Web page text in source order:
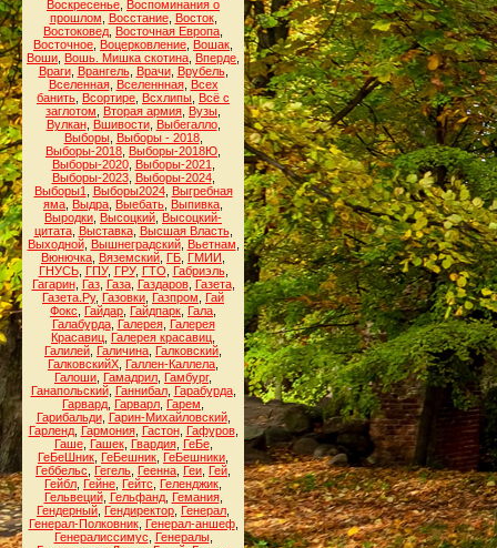
Воскресенье Воспоминания о
прошлом
Восстание, Восток,
Востоковед Восточная Европа
Восточное Воцерковление Вошак
Воши Вошь. Мишка скотина Вперде
Враги, Врангель, Врачи, Врубель,
Вселенная, Вселеннная, Всех
банить Всортире Всхлипы Всё с
заглотом
Вторая армия Вузы
Вулкан, Вшивости, Выбегалло,
Выборы, Выборы - 2018,
Выборы-2018 Выборы-2018Ю
Выборы-2020, Выборы-2021
Выборы-2023, Выборы-2024,
Выборы1
Выборы2024, Выгребная
яма Выдра Выебать Выпивка
Выродки Высоцкий Высоцкий-
цитата, Выставка, Высшая Власть,
Выходной, Вышнеградский, Вьетнам
Вюнючка Вяземский ГБ ГМИИ
ГНУСЬ, ГПУ, ГРУ, ГТО Габриэль,
Гагарин, Газ, Газа, Газдаров, Газета,
Газета.Ру, Газовки Газпром
Гай
Фокс
Гайдар Гайдпарк Гала
Галабурда, Галерея, Галерея
Красавиц Галерея красавиц
Галилей Галичина Галковский
ГалковскийХ Галлен-Каллела
Галоши Гамадрил Гамбург,
Ганапольский, Ганнибал, Гарабурда,
Гарвард Гарварл Гарем
Гарибальди, Гарин-Михайловский,
Гарленд, Гармония, Гастон, Гафуров,
Гаше, Гашек, Гвардия, ГеБе,
ГеБеШник ГеБешник ГеБешники
Геббельс
Гегель Геенна Геи Гей
Гейбл Гейне Гейтс Геленджик
Гельвеций, Гельфанд, Гемания,
Гендерный Гендиректор Генерал
Генерал-Полковник, Генерал-аншеф,
Генералиссимус
Генералы,